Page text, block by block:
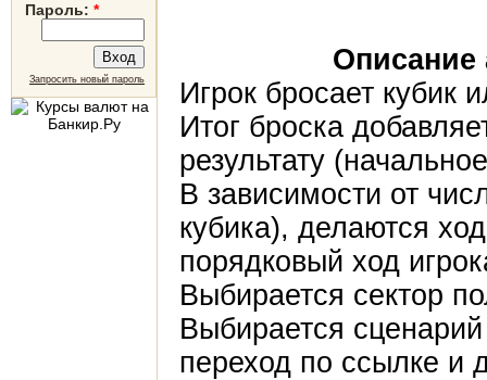
Пароль: *
Запросить новый пароль
Описание
Игрок бросает кубик
Итог броска
результату
В зависимости от
кубика), делаются
порядковый ход
Выбирается сектор
Выбирается
переход по ссылке и